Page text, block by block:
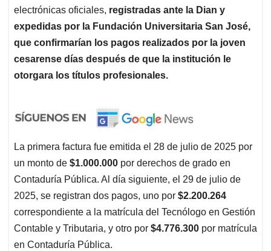
electrónicas oficiales, registradas ante la Dian y
expedidas por la Fundación Universitaria San José,
que confirmarían los pagos realizados por la joven
cesarense días después de que la institución le
otorgara los títulos profesionales.
La primera factura fue emitida el 28 de julio de 2025 por
un monto de $1.000.000 por derechos de grado en
Contaduría Pública. Al día siguiente, el 29 de julio de
2025, se registran dos pagos, uno por $2.200.264
correspondiente a la matrícula del Tecnólogo en Gestión
Contable y Tributaria, y otro por $4.776.300 por matrícula
en Contaduría Pública.